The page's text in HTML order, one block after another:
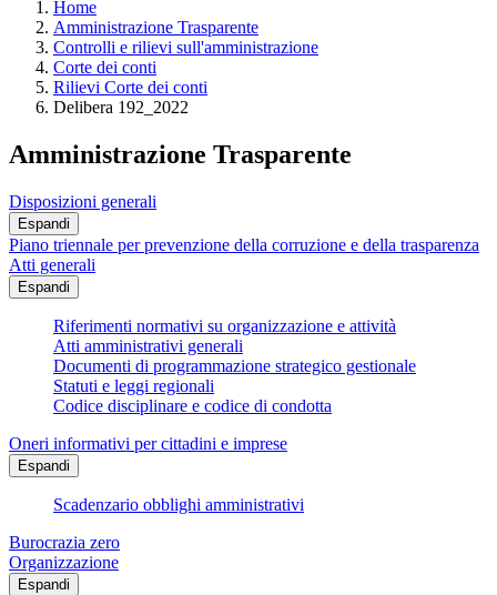
Home
Amministrazione Trasparente
Controlli e rilievi sull'amministrazione
Corte dei conti
Rilievi Corte dei conti
Delibera 192_2022
Amministrazione Trasparente
Disposizioni generali
Espandi
Piano triennale per prevenzione della corruzione e della trasparenza
Atti generali
Espandi
Riferimenti normativi su organizzazione e attività
Atti amministrativi generali
Documenti di programmazione strategico gestionale
Statuti e leggi regionali
Codice disciplinare e codice di condotta
Oneri informativi per cittadini e imprese
Espandi
Scadenzario obblighi amministrativi
Burocrazia zero
Organizzazione
Espandi